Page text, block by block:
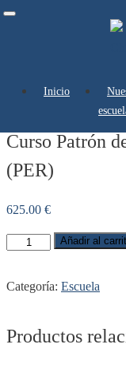
Toggle
Inicio
Curso Patrón
(PER)
625.00 €
Añadir al
Categoría: Escuela
Productos